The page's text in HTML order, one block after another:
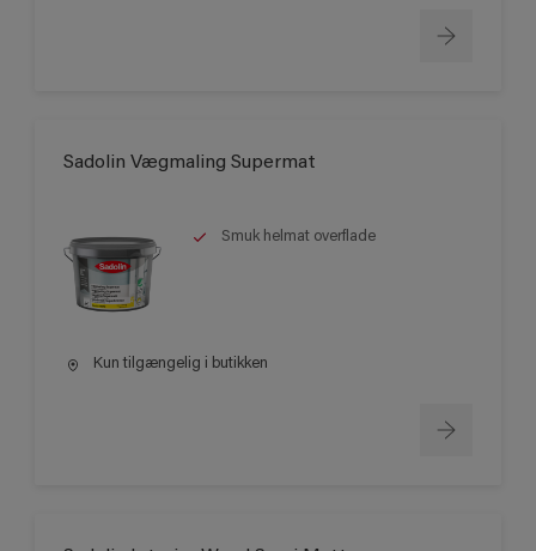
Sadolin Vægmaling Supermat
Smuk helmat overflade
Kun tilgængelig i butikken